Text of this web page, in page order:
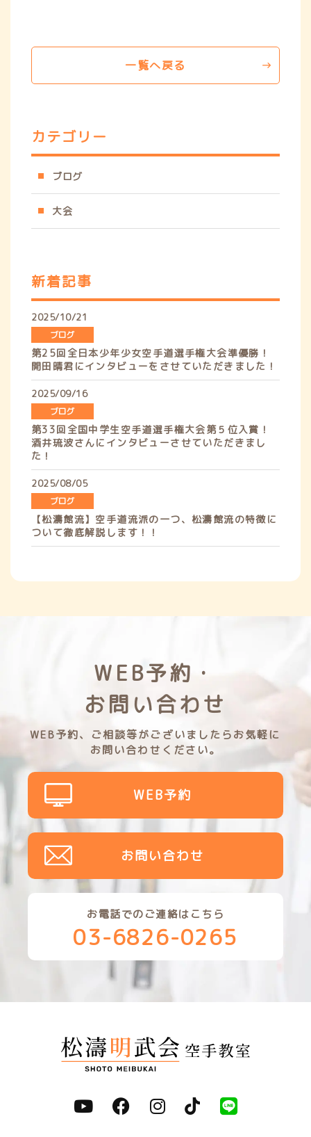
e
b
l
一覧へ戻る
カテゴリー
ブログ
大会
新着記事
2025/10/21
ブログ
第25回全日本少年少女空手道選手権大会準優勝！
開田晴君にインタビューをさせていただきました！
2025/09/16
ブログ
第33回全国中学生空手道選手権大会第５位入賞！
酒井琉波さんにインタビューさせていただきまし
た！
2025/08/05
ブログ
【松濤館流】空手道流派の一つ、松濤館流の特徴に
ついて徹底解説します！！
WEB予約・
お問い合わせ
WEB予約、ご相談等がございましたらお気軽に
お問い合わせください。
WEB予約
お問い合わせ
お電話でのご連絡はこちら
03-6826-0265